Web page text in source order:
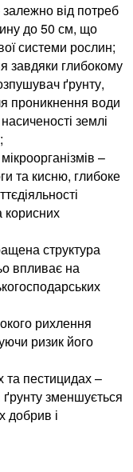
від потреб
до 50 см, що
системи рослин;
завдяки глибокому
ґрунту,
проникнення води
землі
–
та кисню, глибоке
корисних
структура
впливає на
рихлення
ризик його
пестицидах –
зменшується
добрив і